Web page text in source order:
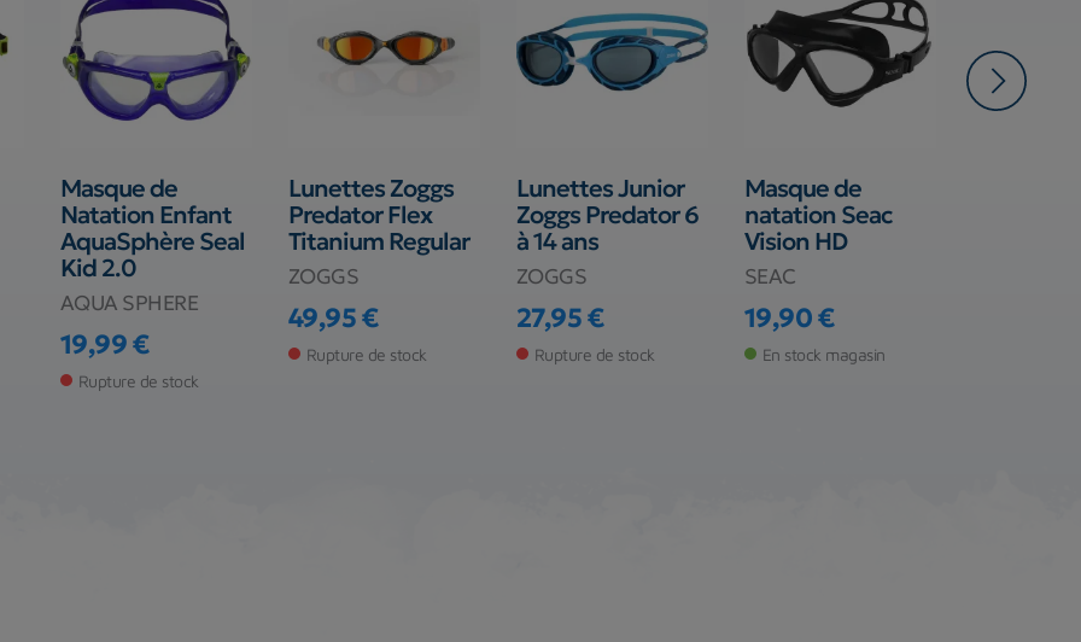
Masque de
Natation Enfant
AquaSphère Seal
Kid 2.0
AQUA SPHERE
Prix
19,99 €
Rupture de stock
Lunettes Zoggs
Predator Flex
Titanium Regular
ZOGGS
Prix
49,95 €
Rupture de stock
Lunettes Junior
Zoggs Predator 6
à 14 ans
ZOGGS
Prix
27,95 €
Rupture de stock
Masque de
natation Seac
Vision HD
SEAC
Prix
19,90 €
En stock magasin